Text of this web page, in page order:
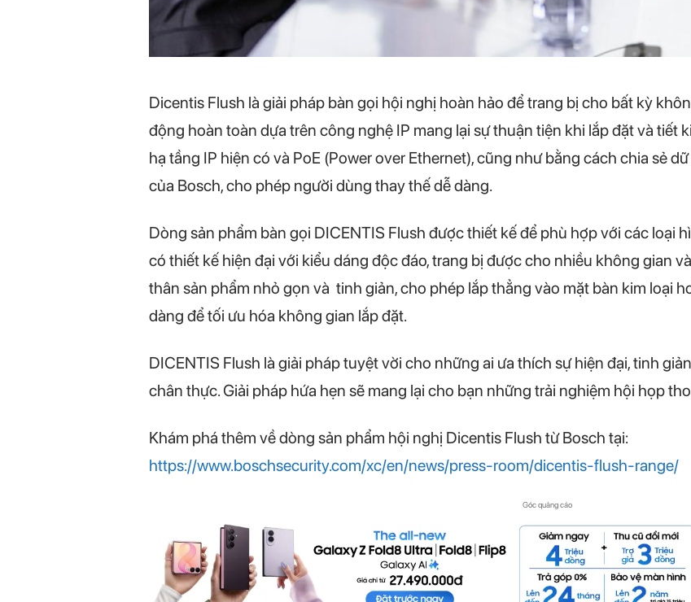
Dicentis Flush là giải pháp bàn gọi hội nghị hoàn hảo để trang bị cho bất kỳ
động hoàn toàn dựa trên công nghệ IP mang lại sự thuận tiện khi lắp đặt và tiết
hạ tầng IP hiện có và PoE (Power over Ethernet), cũng như bằng cách chia sẻ
của Bosch, cho phép người dùng thay thế dễ dàng.
Dòng sản phẩm bàn gọi DICENTIS Flush được thiết kế để phù hợp với các loại
có thiết kế hiện đại với kiểu dáng độc đáo, trang bị được cho nhiều không gian
thân sản phẩm nhỏ gọn và tinh giản, cho phép lắp thẳng vào mặt bàn kim loại
dàng để tối ưu hóa không gian lắp đặt.
DICENTIS Flush là giải pháp tuyệt vời cho những ai ưa thích sự hiện đại, tinh
chân thực. Giải pháp hứa hẹn sẽ mang lại cho bạn những trải nghiệm hội họp
Khám phá thêm về dòng sản phẩm hội nghị Dicentis Flush từ Bosch tại:
https://www.boschsecurity.com/xc/en/news/press-room/dicentis-flush-range/
Góc quảng cáo